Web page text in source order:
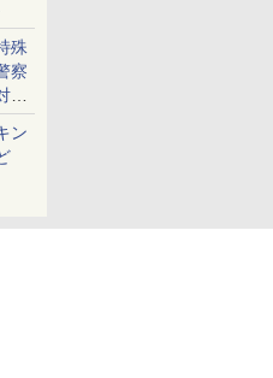
殊
察
ン